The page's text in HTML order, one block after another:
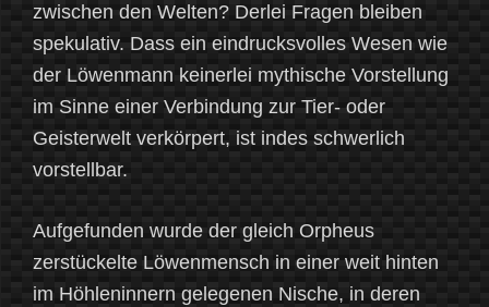
zwischen den Welten? Derlei Fragen bleiben
spekulativ. Dass ein eindrucksvolles Wesen wie
der Löwenmann keinerlei mythische Vorstellung
im Sinne einer Verbindung zur Tier- oder
Geisterwelt verkörpert, ist indes schwerlich
vorstellbar.
Aufgefunden wurde der gleich Orpheus
zerstückelte Löwenmensch in einer weit hinten
im Höhleninnern gelegenen Nische, in deren